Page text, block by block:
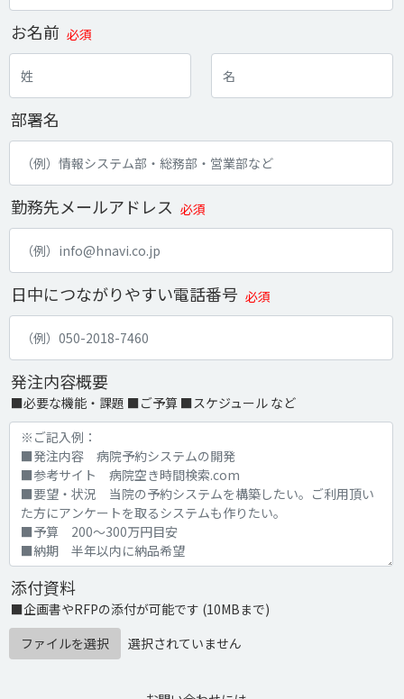
お名前 必須
部署名
勤務先メールアドレス 必須
日中につながりやすい電話番号 必須
発注内容概要
■必要な機能・課題 ■ご予算 ■スケジュール など
添付資料
■企画書やRFPの添付が可能です (10MBまで)
ファイルを選択
選択されていません